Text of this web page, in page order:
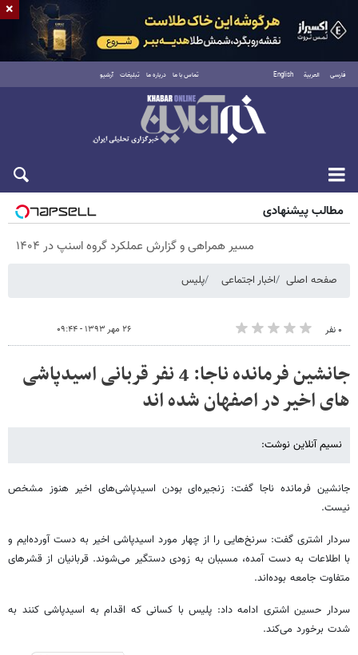
فارسی العربية English تماس با ما درباره ما تبلیغات آرشیو
شنبه ۱۷ مرداد ۱۴۰۵
مطالب پیشنهادی
مسیر همراهی و گزارش عملکرد گروه اسنپ در ۱۴۰۴
صفحه اصلی اخبار اجتماعی پلیس
۰ نفر ۲۶ مهر ۱۳۹۳ - ۰۹:۴۴
جانشین فرمانده ناجا: 4 نفر قربانی اسیدپاشی
های اخیر در اصفهان شده اند
نسیم آنلاین نوشت:
جانشین فرمانده ناجا گفت: زنجیره‌‌ای بودن اسیدپاشی‌های اخیر هنوز مشخص
نیست.
سردار اشتری گفت: سرنخ‌هایی را از چهار مورد اسیدپاشی اخیر به دست آورده‌‌ایم و
با اطلاعات به دست آمده، مسببان به زودی دستگیر می‌شوند. قربانیان از قشرهای
متفاوت جامعه بوده‌اند.
سردار حسین اشتری ادامه داد: پلیس با کسانی که اقدام به اسیدپاشی کنند به
شدت برخورد می‌کند.
×